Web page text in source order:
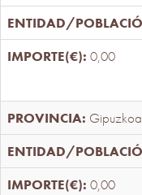
0,00
Gipuzkoa
0,00